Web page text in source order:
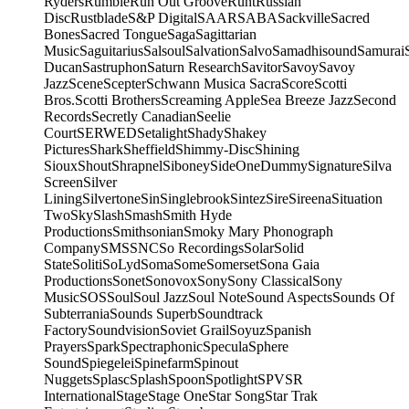
DiscRustbladeS&P DigitalSAARSABASackvilleSacred
BonesSacred TongueSagaSagittarian
MusicSaguitariusSalsoulSalvationSalvoSamadhisoundSamurai
DucanSastruphonSaturn ResearchSavitorSavoySavoy
JazzSceneScepterSchwann Musica SacraScoreScotti
Bros.Scotti BrothersScreaming AppleSea Breeze JazzSecond
RecordsSecretly CanadianSeelie
CourtSERWEDSetalightShadyShakey
PicturesSharkSheffieldShimmy-DiscShining
SiouxShoutShrapnelSiboneySideOneDummySignatureSilva
ScreenSilver
LiningSilvertoneSinSinglebrookSintezSireSireenaSituation
TwoSkySlashSmashSmith Hyde
ProductionsSmithsonianSmoky Mary Phonograph
CompanySMSSNCSo RecordingsSolarSolid
StateSolitiSoLydSomaSomeSomersetSona Gaia
ProductionsSonetSonovoxSonySony ClassicalSony
MusicSOSSoulSoul JazzSoul NoteSound AspectsSounds Of
SubterraniaSounds SuperbSoundtrack
FactorySoundvisionSoviet GrailSoyuzSpanish
PrayersSparkSpectraphonicSpeculaSphere
SoundSpiegeleiSpinefarmSpinout
NuggetsSplascSplashSpoonSpotlightSPVSR
InternationalStageStage OneStar SongStar Trak